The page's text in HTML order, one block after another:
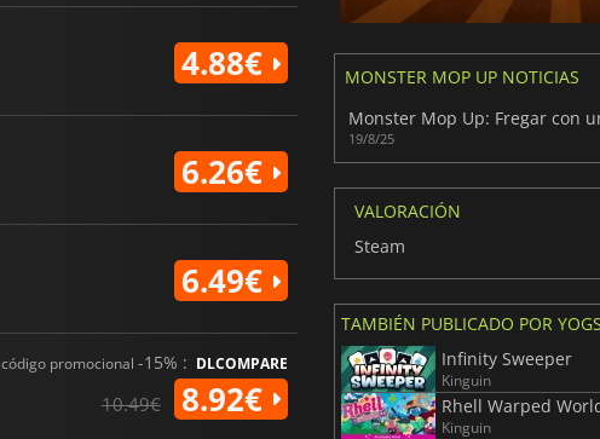
4.88€
6.26€
6.49€
código promocional -15% : DLCOMPARE
10.49€ 8.92€
MONSTER MOP UP NOTICIAS
Monster Mop Up: Fregar con
19/8/25
VALORACIÓN
Steam
TAMBIÉN PUBLICADO POR
Infinity Sweeper
Kinguin
Kinguin